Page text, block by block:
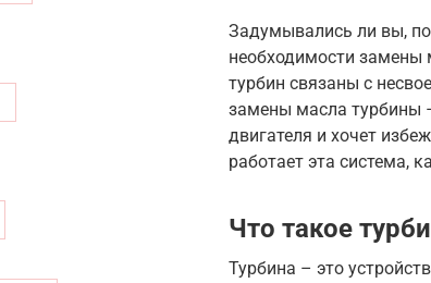
Задумывались ли вы,
необходимости замены
турбин связаны с
замены масла турбины
двигателя и хочет
работает эта система,
Что такое
Турбина – это